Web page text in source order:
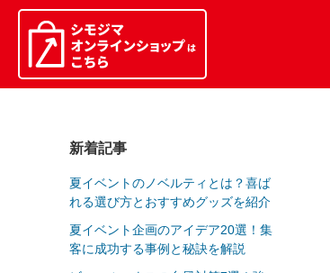
新着記事
夏イベントのノベルティとは？喜ば
れる選び方とおすすめグッズを紹介
夏イベント企画のアイデア20選！集
客に成功する事例と秘訣を解説